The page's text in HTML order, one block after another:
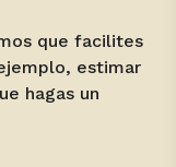
que facilites
estimar
hagas un